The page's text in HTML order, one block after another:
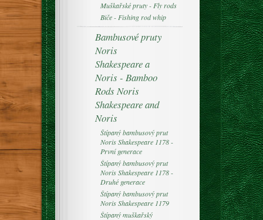
Muškařské pruty - Fly rods
Biče - Fishing rod whip
Bambusové pruty
Noris
Shakespeare a
Noris - Bamboo
Rods Noris
Shakespeare and
Noris
Štípaný bambusový prut
Noris Shakespeare 1178 -
První generace
Štípaný bambusový prut
Noris Shakespeare 1178 -
Druhé generace
Štípaný bambusový prut
Noris Shakespeare 1179
Štípaný muškařský